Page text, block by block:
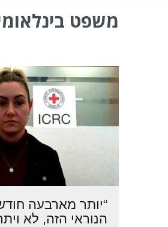
משפט
“יותר מארבעה
הנוראי הזה, לא